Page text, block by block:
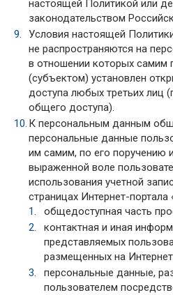
настоящей Политикой или
законодательством
Условия настоящей
не распространяются на
в отношении которых самим
(субъектом) установлен
доступа любых третьих лиц
общего доступа).
К персональным данным
персональные данные
им самим, по его
выраженной воле
использования учетной
страницах Интернет-
общедоступная часть
контактная и иная
представляемых
размещенных на
персональные данные,
пользователем